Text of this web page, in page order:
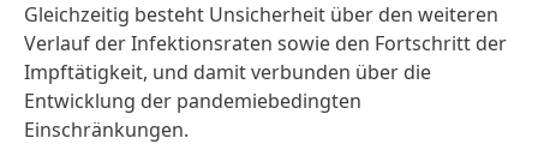
Gleichzeitig besteht Unsicherheit über den weiteren
Verlauf der Infektionsraten sowie den Fortschritt der
Impftätigkeit, und damit verbunden über die
Entwicklung der pandemie­bedingten
Einschränkungen.